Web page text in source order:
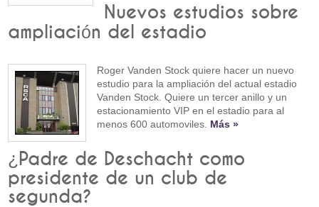
Nuevos estudios sobre
ampliación del estadio
Roger Vanden Stock quiere hacer un nuevo
estudio para la ampliación del actual estadio
Vanden Stock. Quiere un tercer anillo y un
estacionamiento VIP en el estadio para al
menos 600 automoviles. Más »
¿Padre de Deschacht como
presidente de un club de
segunda?